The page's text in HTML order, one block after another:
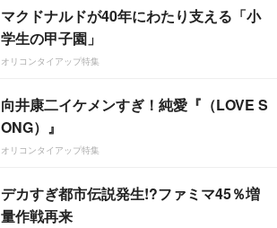
マクドナルドが40年にわたり支える「小
学生の甲子園」
オリコンタイアップ特集
向井康二イケメンすぎ！純愛『（LOVE S
ONG）』
オリコンタイアップ特集
デカすぎ都市伝説発生!?ファミマ45％増
量作戦再来